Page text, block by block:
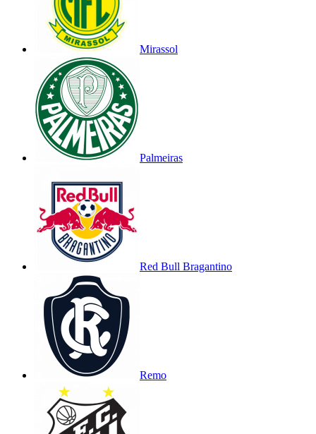
Mirassol
Palmeiras
Red Bull Bragantino
Remo